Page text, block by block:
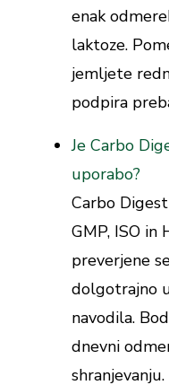
enak
laktoze.
jemljete
podpira
Je Carbo
uporabo?
Carbo
GMP, ISO in
preverjene
dolgotrajno
navodila.
dnevni